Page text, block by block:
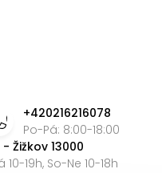
+420216216078
Po-Pá: 8:00-18:00
Žižkov 13000
19h, So-Ne 10-18h